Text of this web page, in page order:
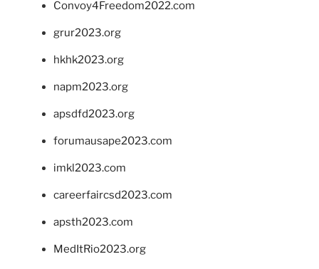
Convoy4Freedom2022.com
grur2023.org
hkhk2023.org
napm2023.org
apsdfd2023.org
forumausape2023.com
imkl2023.com
careerfaircsd2023.com
apsth2023.com
MedItRio2023.org